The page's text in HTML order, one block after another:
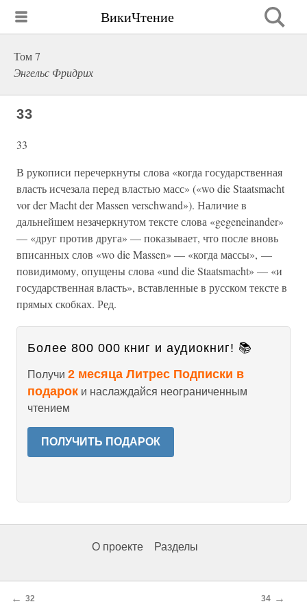
ВикиЧтение
Том 7
Энгельс Фридрих
33
33
В рукописи перечеркнуты слова «когда государственная
власть исчезала перед властью масс» («wo die Staatsmacht
vor der Macht der Massen verschwand»). Наличие в
дальнейшем незачеркнутом тексте слова «gegeneinander»
— «друг против друга» — показывает, что после вновь
вписанных слов «wo die Massen» — «когда массы», —
повидимому, опущены слова «und die Staatsmacht» — «и
государственная власть», вставленные в русском тексте в
прямых скобках. Ред.
Более 800 000 книг и аудиокниг! 📚
Получи 2 месяца Литрес Подписки в
подарок и наслаждайся неограниченным
чтением
ПОЛУЧИТЬ ПОДАРОК
О проекте Разделы
← 32 34 →